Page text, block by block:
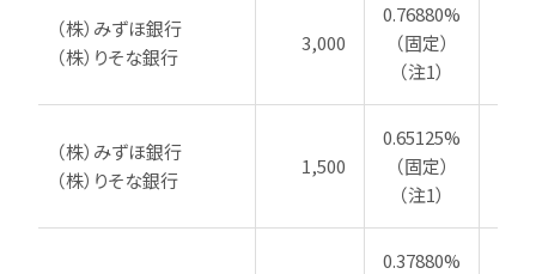
（株）みずほ銀行
（株）りそな銀行
3,000
0.76880%
（固定）
（注1）
（株）みずほ銀行
（株）りそな銀行
1,500
0.65125%
（固定）
（注1）
0.37880%